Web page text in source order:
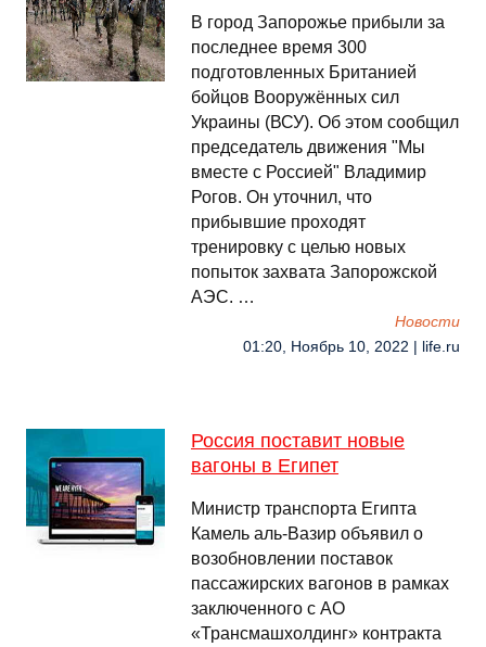
В город Запорожье прибыли за
последнее время 300
подготовленных Британией
бойцов Вооружённых сил
Украины (ВСУ). Об этом сообщил
председатель движения "Мы
вместе с Россией" Владимир
Рогов. Он уточнил, что
прибывшие проходят
тренировку с целью новых
попыток захвата Запорожской
АЭС. …
Новости
01:20, Ноябрь 10, 2022 | life.ru
Россия поставит новые
вагоны в Египет
Министр транспорта Египта
Камель аль-Вазир объявил о
возобновлении поставок
пассажирских вагонов в рамках
заключенного с АО
«Трансмашхолдинг» контракта